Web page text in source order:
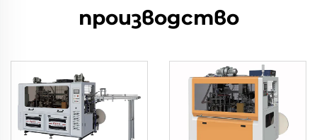
производство